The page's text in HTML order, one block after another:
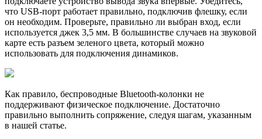
что USB-порт работает правильно, подключив флешку, если
он необходим. Проверьте, правильно ли выбран вход, если
используется джек 3,5 мм. В большинстве случаев на звуковой
карте есть разъем зеленого цвета, который можно
использовать для подключения динамиков.
Как правило, беспроводные Bluetooth-колонки не
поддерживают физическое подключение. Достаточно
правильно выполнить сопряжение, следуя шагам, указанным
в нашей статье.